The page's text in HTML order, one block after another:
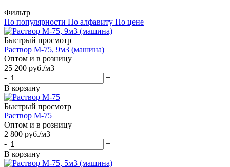
Фильтр
По популярности По алфавиту По цене
Быстрый просмотр
Раствор М-75, 9м3 (машина)
Оптом и в розницу
25 200 руб./м3
-
+
В корзину
Быстрый просмотр
Раствор М-75
Оптом и в розницу
2 800 руб./м3
-
+
В корзину